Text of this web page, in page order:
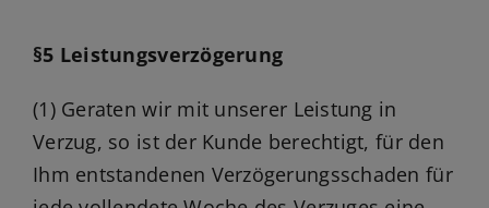
§5 Leistungsverzögerung
(1) Geraten wir mit unserer Leistung in
Verzug, so ist der Kunde berechtigt, für den
Ihm entstandenen Verzögerungsschaden für